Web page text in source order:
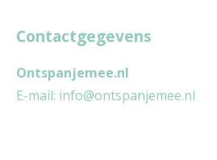
Contactgegevens
Ontspanjemee.nl
E-mail: info@ontspanjemee.nl